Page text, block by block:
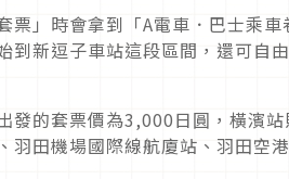
票」時會拿到「A電車．巴士乘
到新逗子車站這段區間，還可自
發的套票價為3,000日圓，橫濱
羽田機場國際線航廈站、羽田空